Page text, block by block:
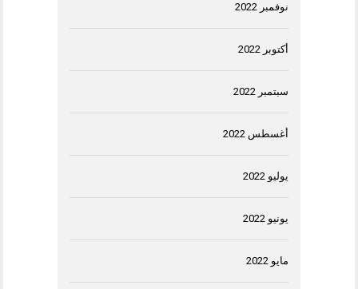
نوفمبر 2022
أكتوبر 2022
سبتمبر 2022
أغسطس 2022
يوليو 2022
يونيو 2022
مايو 2022